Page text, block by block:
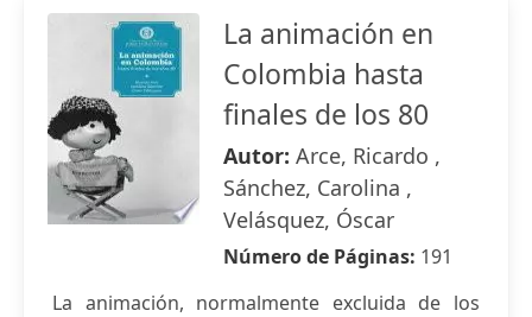
La animación en
Colombia hasta
finales de los 80
Autor: Arce, Ricardo ,
Sánchez, Carolina ,
Velásquez, Óscar
Número de Páginas: 191
La animación, normalmente excluida de los